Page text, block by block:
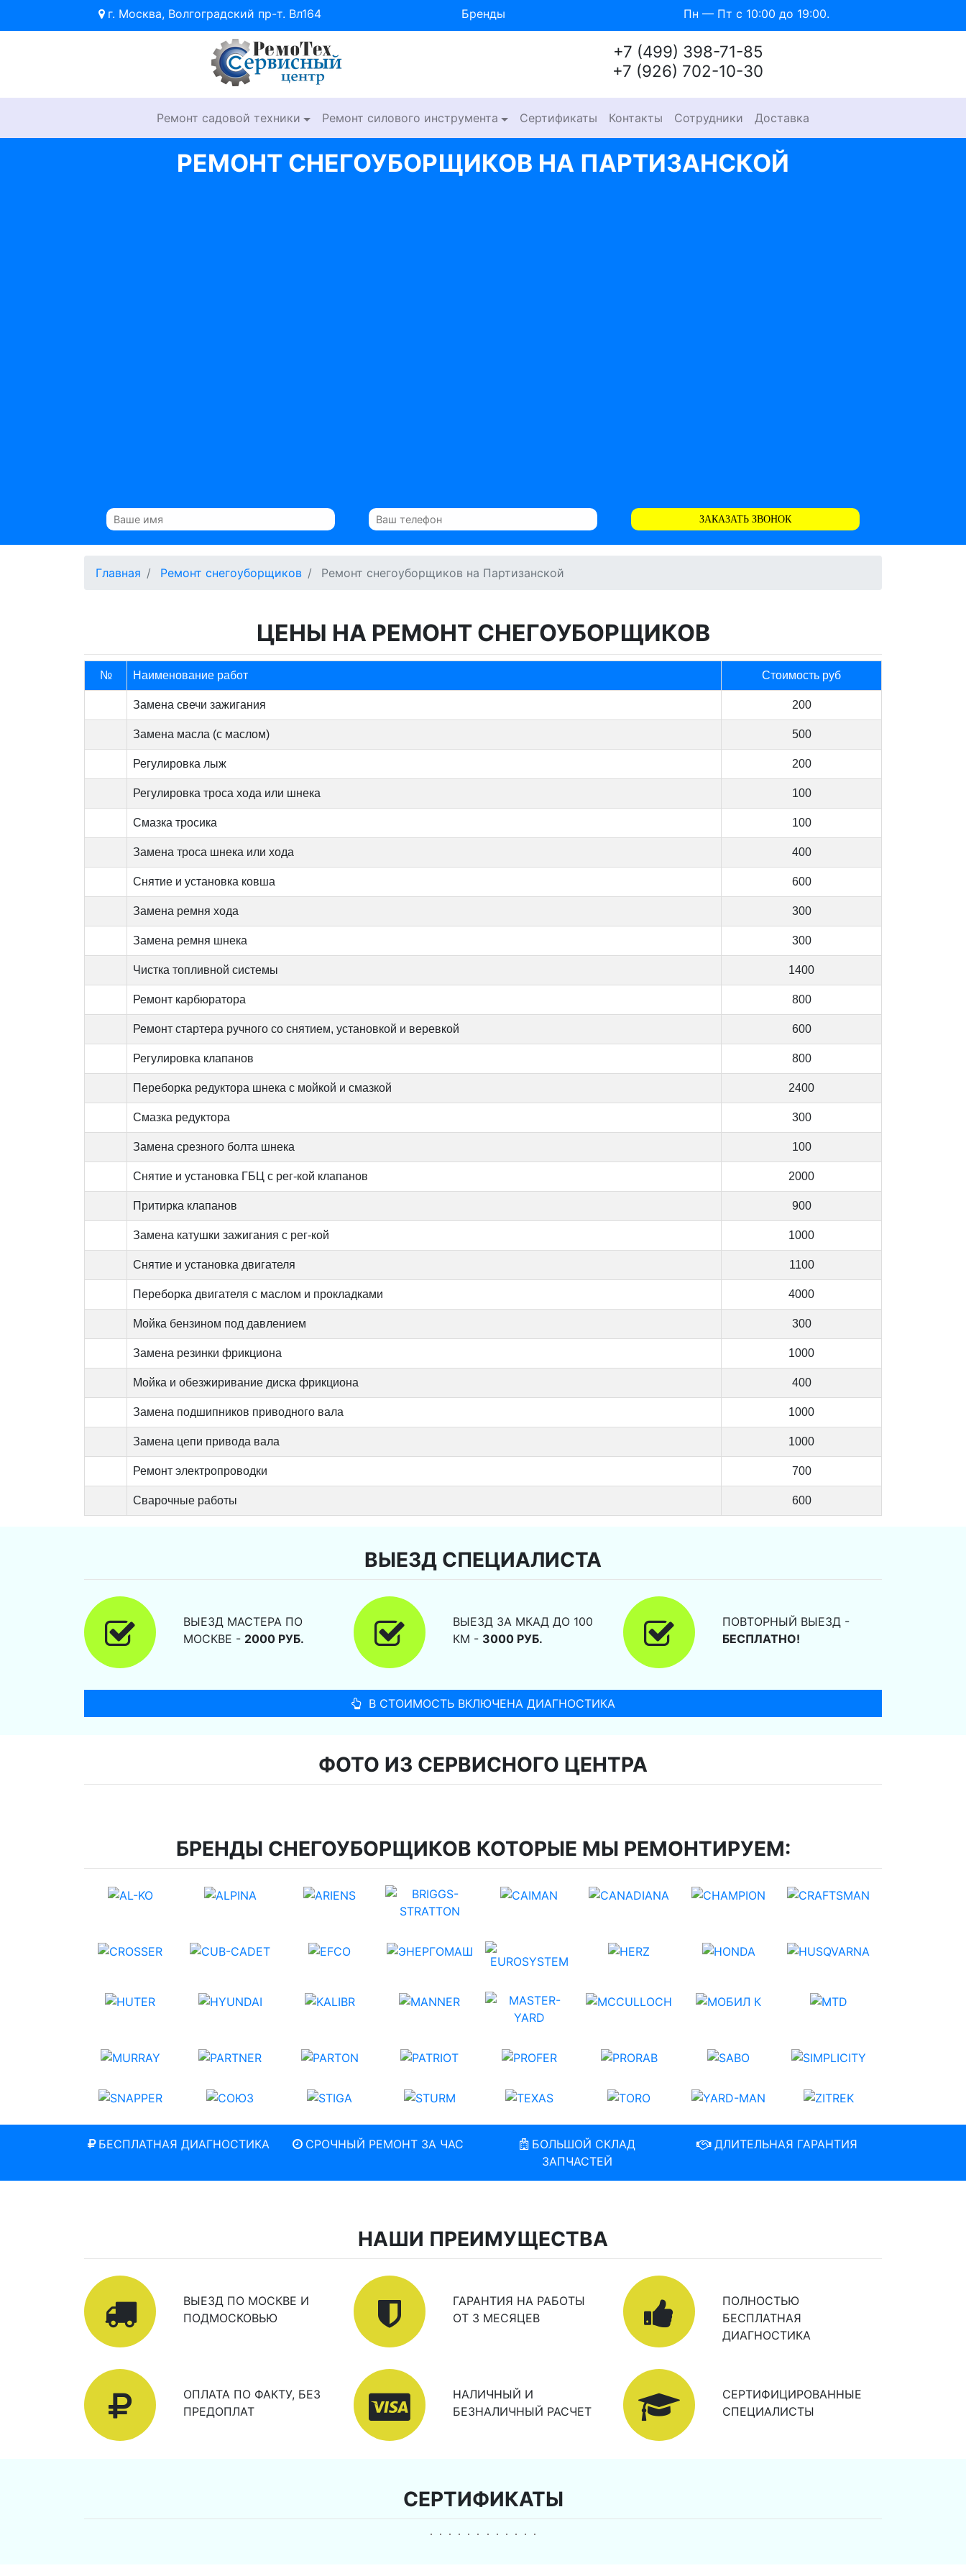
г. Москва, Волгоградский пр-т. Вл164 Бренды Пн — Пт с 10:00 до 19:00.
+7 (499) 398-71-85
+7 (926) 702-10-30
Ремонт садовой техники Ремонт силового инструмента Сертификаты Контакты Сотрудники Доставка
РЕМОНТ СНЕГОУБОРЩИКОВ НА ПАРТИЗАНСКОЙ
ЗАКАЗАТЬ ЗВОНОК
Главная Ремонт снегоуборщиков Ремонт снегоуборщиков на Партизанской
ЦЕНЫ НА РЕМОНТ СНЕГОУБОРЩИКОВ
№ Наименование работ Стоимость руб
Замена свечи зажигания 200
Замена масла (с маслом) 500
Регулировка лыж 200
Регулировка троса хода или шнека 100
Смазка тросика 100
Замена троса шнека или хода 400
Снятие и установка ковша 600
Замена ремня хода 300
Замена ремня шнека 300
Чистка топливной системы 1400
Ремонт карбюратора 800
Ремонт стартера ручного со снятием, установкой и веревкой 600
Регулировка клапанов 800
Переборка редуктора шнека с мойкой и смазкой 2400
Смазка редуктора 300
Замена срезного болта шнека 100
Снятие и установка ГБЦ с рег-кой клапанов 2000
Притирка клапанов 900
Замена катушки зажигания с рег-кой 1000
Снятие и установка двигателя 1100
Переборка двигателя с маслом и прокладками 4000
Мойка бензином под давлением 300
Замена резинки фрикциона 1000
Мойка и обезжиривание диска фрикциона 400
Замена подшипников приводного вала 1000
Замена цепи привода вала 1000
Ремонт электропроводки 700
Сварочные работы 600
ВЫЕЗД СПЕЦИАЛИСТА
ВЫЕЗД МАСТЕРА ПО
МОСКВЕ - 2000 РУБ.
ВЫЕЗД ЗА МКАД ДО 100
КМ - 3000 РУБ.
ПОВТОРНЫЙ ВЫЕЗД -
БЕСПЛАТНО!
В СТОИМОСТЬ ВКЛЮЧЕНА ДИАГНОСТИКА
ФОТО ИЗ СЕРВИСНОГО ЦЕНТРА
БРЕНДЫ СНЕГОУБОРЩИКОВ КОТОРЫЕ МЫ РЕМОНТИРУЕМ:
БЕСПЛАТНАЯ ДИАГНОСТИКА СРОЧНЫЙ РЕМОНТ ЗА ЧАС
БОЛЬШОЙ СКЛАД
ЗАПЧАСТЕЙ
ДЛИТЕЛЬНАЯ ГАРАНТИЯ
НАШИ ПРЕИМУЩЕСТВА
ВЫЕЗД ПО МОСКВЕ И
ПОДМОСКОВЬЮ
ГАРАНТИЯ НА РАБОТЫ
ОТ 3 МЕСЯЦЕВ
ПОЛНОСТЬЮ
БЕСПЛАТНАЯ
ДИАГНОСТИКА
ОПЛАТА ПО ФАКТУ, БЕЗ
ПРЕДОПЛАТ
НАЛИЧНЫЙ И
БЕЗНАЛИЧНЫЙ РАСЧЕТ
СЕРТИФИЦИРОВАННЫЕ
СПЕЦИАЛИСТЫ
СЕРТИФИКАТЫ